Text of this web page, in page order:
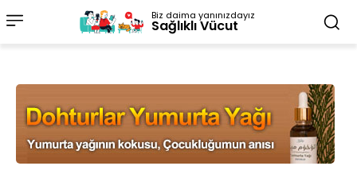
Biz daima yanınızdayız
Sağlıklı Vücut